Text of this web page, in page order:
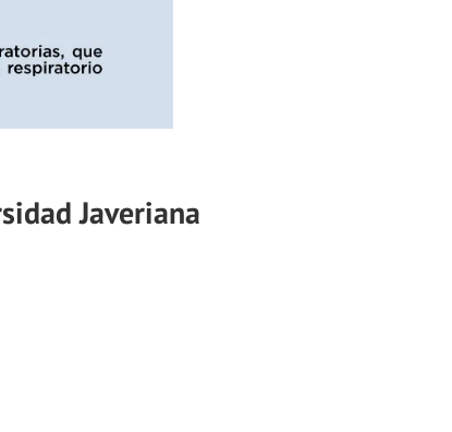
Javeriana